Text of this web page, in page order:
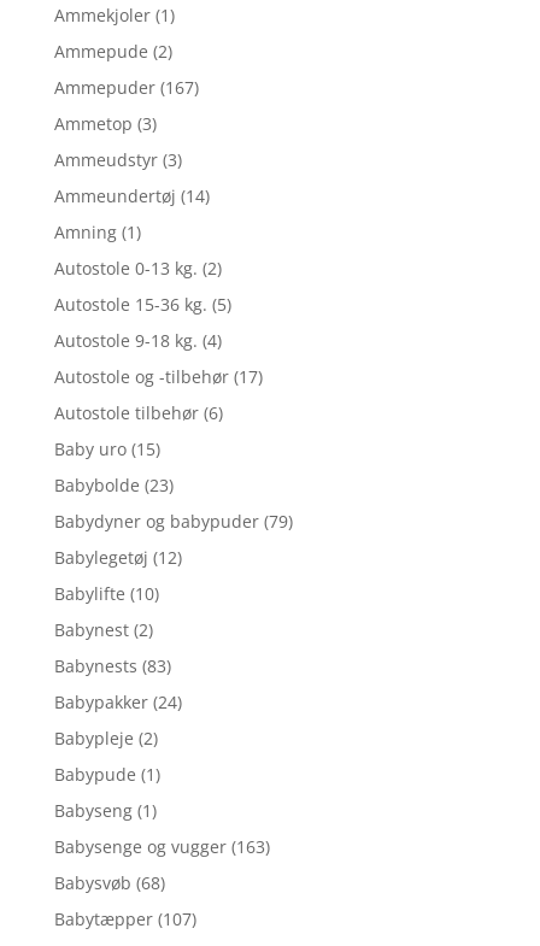
Ammekjoler (1)
Ammepude (2)
Ammepuder (167)
Ammetop (3)
Ammeudstyr (3)
Ammeundertøj (14)
Amning (1)
Autostole 0-13 kg. (2)
Autostole 15-36 kg. (5)
Autostole 9-18 kg. (4)
Autostole og -tilbehør (17)
Autostole tilbehør (6)
Baby uro (15)
Babybolde (23)
Babydyner og babypuder (79)
Babylegetøj (12)
Babylifte (10)
Babynest (2)
Babynests (83)
Babypakker (24)
Babypleje (2)
Babypude (1)
Babyseng (1)
Babysenge og vugger (163)
Babysvøb (68)
Babytæpper (107)